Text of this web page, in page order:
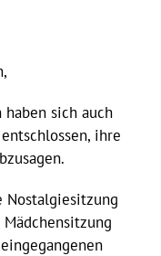
sich auch
ihre
Nostalgiesitzung